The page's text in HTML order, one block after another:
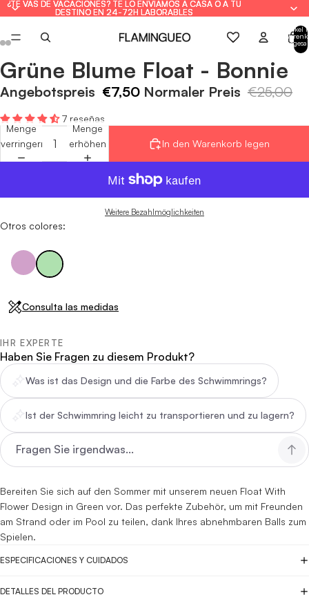
¿TE VAS DE VACACIONES? TE LO ENVIAMOS A CASA O A TU
DESTINO EN 24-72H LABORABLES
¿TE VAS DE VACACIONES? TE LO ENVIAMOS A CASA O A TU
DESTINO EN 24-72H LABORABLES
Artikel
Bild
im
Vollbildmodus
öffnen
Bild
im
Vollbildmodus
öffnen
Bild
im
Vollbildmodus
öffnen
Bild
im
Vollbildmodus
öffnen
Bild
im
Vollbildmodus
öffnen
Bild
im
Vollbildmodus
öffnen
Grüne Blume Float - Bonnie
Angebotspreis €7,50 Normaler Preis €25,00
7 reseñas
Menge
verringern
Menge
erhöhen
In den Warenkorb legen
Weitere Bezahlmöglichkeiten
Otros colores:
Consulta las medidas
IHR EXPERTE
Haben Sie Fragen zu diesem Produkt?
Was ist das Design und die Farbe des Schwimmrings?
Ist der Schwimmring leicht zu transportieren und zu lagern?
Bereiten Sie sich auf den Sommer mit unserem neuen Float With
Flower Design in Green vor. Das perfekte Zubehör, um mit Freunden
am Strand oder im Pool zu teilen, dank Ihres abnehmbaren Balls zum
Spielen.
ESPECIFICACIONES Y CUIDADOS
DETALLES DEL PRODUCTO